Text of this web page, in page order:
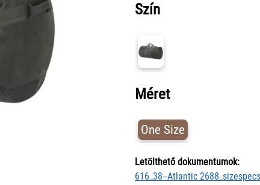
Szín
Méret
One Size
Letölthető dokumentumok:
616_38--Atlantic